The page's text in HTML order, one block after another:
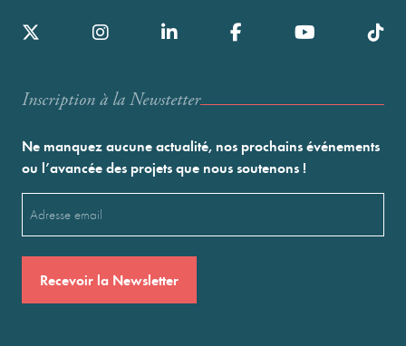
Inscription à la Newstetter
Ne manquez aucune actualité, nos prochains événements
ou l’avancée des projets que nous soutenons !
(Nécessaire)